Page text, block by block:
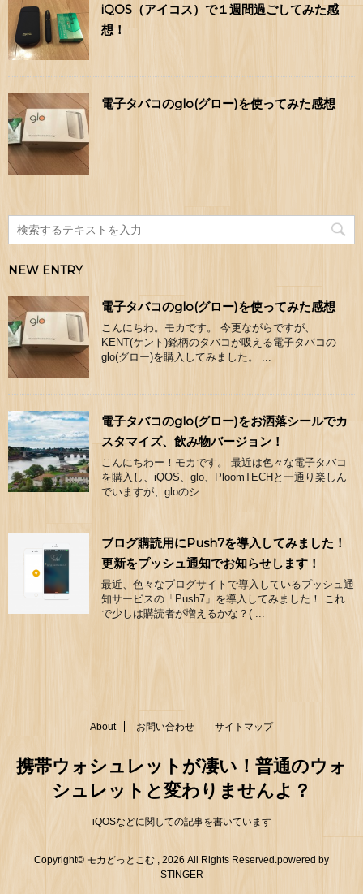
iQOS（アイコス）で１週間過ごしてみた感
想！
電子タバコのglo(グロー)を使ってみた感想
NEW ENTRY
電子タバコのglo(グロー)を使ってみた感想
こんにちわ。モカです。 今更ながらですが、
KENT(ケント)銘柄のタバコが吸える電子タバコの
glo(グロー)を購入してみました。 ...
電子タバコのglo(グロー)をお洒落シールでカ
スタマイズ、飲み物バージョン！
こんにちわー！モカです。 最近は色々な電子タバコ
を購入し、iQOS、glo、PloomTECHと一通り楽しん
でいますが、gloのシ ...
ブログ購読用にPush7を導入してみました！
更新をプッシュ通知でお知らせします！
最近、色々なブログサイトで導入しているプッシュ通
知サービスの「Push7」を導入してみました！ これ
で少しは購読者が増えるかな？( ...
About お問い合わせ サイトマップ
携帯ウォシュレットが凄い！普通のウォ
シュレットと変わりませんよ？
iQOSなどに関しての記事を書いています
Copyright© モカどっとこむ , 2026 All Rights Reserved. powered by
STINGER